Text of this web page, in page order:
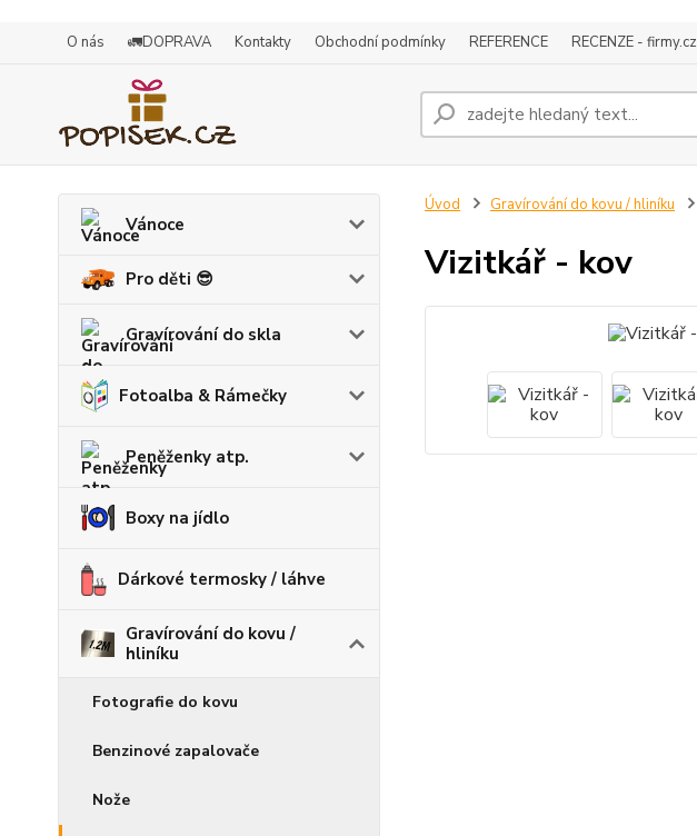
O nás 🚛DOPRAVA Kontakty Obchodní podmínky REFERENCE RECENZE - firmy.cz
Vánoce
Pro děti 😎
Gravírování do skla
Fotoalba & Rámečky
Peněženky atp.
Boxy na jídlo
Dárkové termosky / láhve
Gravírování do kovu /
hliníku
Fotografie do kovu
Benzinové zapalovače
Nože
Úvod Gravírování do kovu / hliníku
Vizitkář - kov